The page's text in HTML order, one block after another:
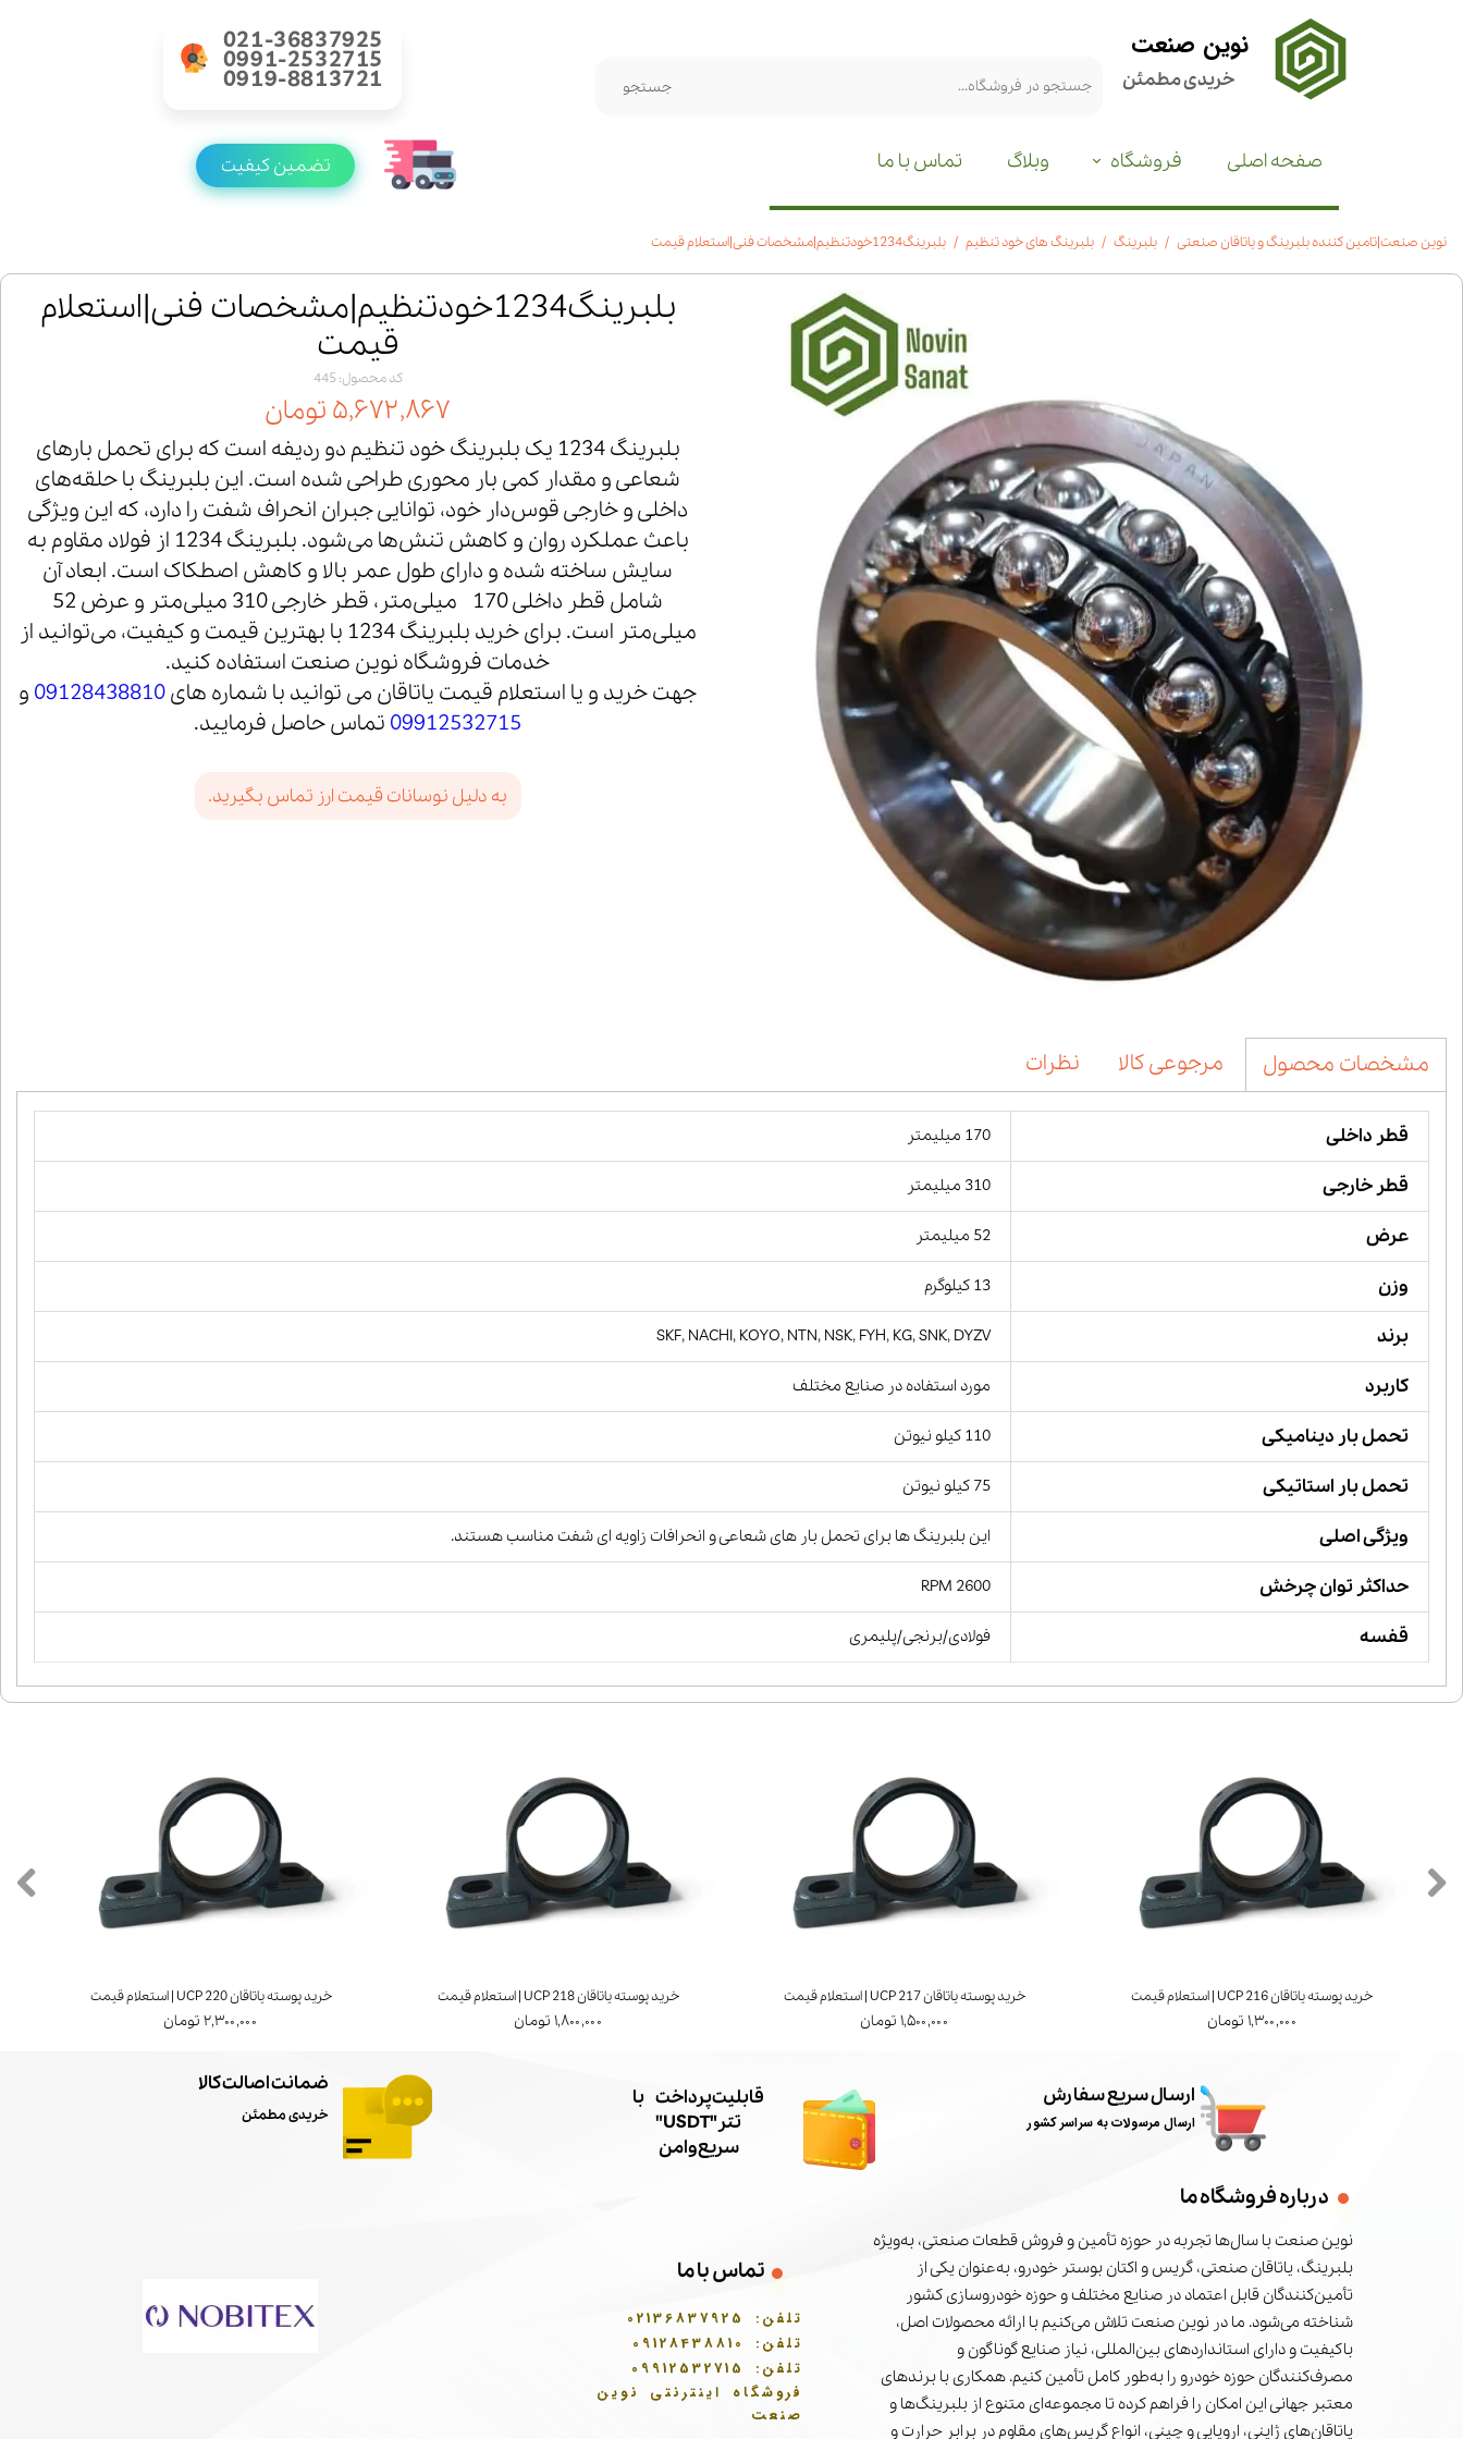
نوین صنعت
خریدی مطمئن
021-36837925
0991-2532715
0919-8813721 جستجو
تضمین کیفیت صفحه اصلی فروشگاه وبلاگ تماس با ما
نوین صنعت|تامین کننده بلبرینگ و یاتاقان صنعتی بلبرینگ بلبرینگ های خود تنظیم بلبرینگ1234خودتنظیم|مشخصات فنی|استعلام قیمت
بلبرینگ1234خودتنظیم|مشخصات فنی|استعلام
قیمت
کد محصول: 445
۵,۶۷۲,۸۶۷ تومان
بلبرینگ 1234 یک بلبرینگ خود تنظیم دو ردیفه است که برای تحمل بارهای
شعاعی و مقدار کمی بار محوری طراحی شده است. این بلبرینگ با حلقه‌های
داخلی و خارجی قوس‌دار خود، توانایی جبران انحراف شفت را دارد، که این ویژگی
باعث عملکرد روان و کاهش تنش‌ها می‌شود. بلبرینگ 1234 از فولاد مقاوم به
سایش ساخته شده و دارای طول عمر بالا و کاهش اصطکاک است. ابعاد آن
شامل قطر داخلی 170 میلی‌متر، قطر خارجی 310 میلی‌متر و عرض 52
میلی‌متر است. برای خرید بلبرینگ 1234 با بهترین قیمت و کیفیت، می‌توانید از
خدمات فروشگاه نوین صنعت استفاده کنید.
جهت خرید و یا استعلام قیمت یاتاقان می توانید با شماره های09128438810 و
09912532715 تماس حاصل فرمایید.
به دلیل نوسانات قیمت ارز تماس بگیرید.
مشخصات محصول مرجوعی کالا نظرات
قطر داخلی 170 میلیمتر
قطر خارجی 310 میلیمتر
عرض 52 میلیمتر
وزن 13 کیلوگرم
برند SKF, NACHI, KOYO, NTN, NSK, FYH, KG, SNK, DYZV
کاربرد مورد استفاده در صنایع مختلف
تحمل بار دینامیکی 110 کیلو نیوتن
تحمل بار استاتیکی 75 کیلو نیوتن
ویژگی اصلی این بلبرینگ ها برای تحمل بار های شعاعی و انحرافات زاویه ای شفت مناسب هستند.
حداکثر توان چرخش 2600 RPM
قفسه فولادی/برنجی/پلیمری
خرید پوسته یاتاقان UCP 220 | استعلام قیمت
۲,۳۰۰,۰۰۰ تومان
خرید پوسته یاتاقان UCP 218 | استعلام قیمت
۱,۸۰۰,۰۰۰ تومان
خرید پوسته یاتاقان UCP 217 | استعلام قیمت
۱,۵۰۰,۰۰۰ تومان
خرید پوسته یاتاقان UCP 216 | استعلام قیمت
۱,۳۰۰,۰۰۰ تومان
ارسال سریع سفارش
ارسال مرسولات به سراسر کشور
ضمانت اصالت کالا
خریدی مطمئن
درباره فروشگاه ما
نوین صنعت با سال‌ها تجربه در حوزه تأمین و فروش قطعات صنعتی، به‌ویژه
بلبرینگ، یاتاقان صنعتی، گریس و اکتان بوستر خودرو، به‌عنوان یکی از
تأمین‌کنندگان قابل اعتماد در صنایع مختلف و حوزه خودروسازی کشور
شناخته می‌شود. ما در نوین صنعت تلاش می‌کنیم با ارائه محصولات اصل،
باکیفیت و دارای استانداردهای بین‌المللی، نیاز صنایع گوناگون و
مصرف‌کنندگان حوزه خودرو را به‌طور کامل تأمین کنیم. همکاری با برندهای
معتبر جهانی این امکان را فراهم کرده تا مجموعه‌ای متنوع از بلبرینگ‌ها و
یاتاقان‌های ژاپنی، اروپایی و چینی، انواع گریس‌های مقاوم در برابر حرارت و
تماس با ما
تلفن:
02136837925
تلفن:
09128438810
تلفن:
09912532715
فروشگاه اینترنتی نوین
صنعت
​قابلیت پرداخت با
تتر"USDT"
سریع و امن